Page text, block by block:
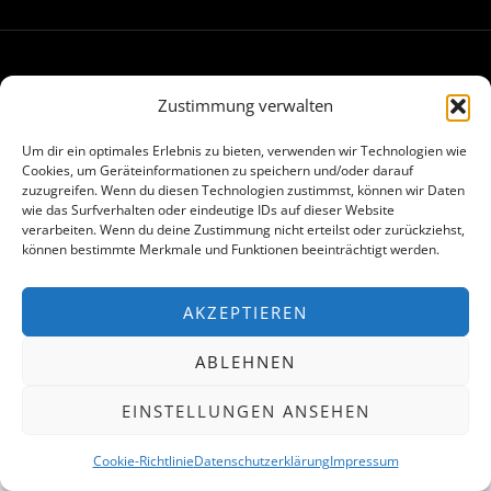
Zustimmung verwalten
Um dir ein optimales Erlebnis zu bieten, verwenden wir Technologien wie
Cookies, um Geräteinformationen zu speichern und/oder darauf
zuzugreifen. Wenn du diesen Technologien zustimmst, können wir Daten
wie das Surfverhalten oder eindeutige IDs auf dieser Website
verarbeiten. Wenn du deine Zustimmung nicht erteilst oder zurückziehst,
können bestimmte Merkmale und Funktionen beeinträchtigt werden.
AKZEPTIEREN
ABLEHNEN
EINSTELLUNGEN ANSEHEN
Cookie-RichtlinieDatenschutzerklärungImpressum